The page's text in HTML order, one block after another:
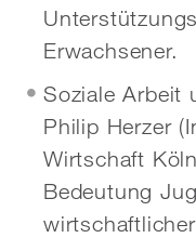
Erwachsener.
Soziale Arbeit
Philip Herzer
Wirtschaft
Bedeutung